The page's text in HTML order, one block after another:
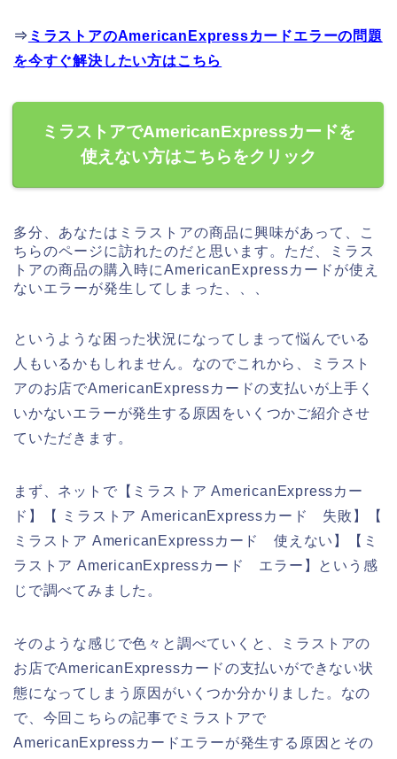
⇒ ミラストアのAmericanExpressカードエラーの問題
を今すぐ解決したい方はこちら
ミラストアでAmericanExpressカードを
使えない方はこちらをクリック
多分、あなたはミラストアの商品に興味があって、こ
ちらのページに訪れたのだと思います。ただ、ミラス
トアの商品の購入時にAmericanExpressカードが使え
ないエラーが発生してしまった、、、
というような困った状況になってしまって悩んでいる
人もいるかもしれません。なのでこれから、ミラスト
アのお店でAmericanExpressカードの支払いが上手く
いかないエラーが発生する原因をいくつかご紹介させ
ていただきます。
まず、ネットで【ミラストア AmericanExpressカー
ド】【 ミラストア AmericanExpressカード 失敗】【
ミラストア AmericanExpressカード 使えない】【ミ
ラストア AmericanExpressカード エラー】という感
じで調べてみました。
そのような感じで色々と調べていくと、ミラストアの
お店でAmericanExpressカードの支払いができない状
態になってしまう原因がいくつか分かりました。なの
で、今回こちらの記事でミラストアで
AmericanExpressカードエラーが発生する原因とその